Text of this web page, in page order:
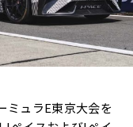
ミュラE東京大会を